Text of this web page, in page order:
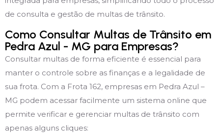
de consulta e gestão de multas de trânsito.
Como Consultar Multas de Trânsito em
Pedra Azul - MG para Empresas?
Consultar multas de forma eficiente é essencial para
manter o controle sobre as finanças e a legalidade de
sua frota. Com a Frota 162, empresas em Pedra Azul –
MG podem acessar facilmente um sistema online que
permite verificar e gerenciar multas de trânsito com
apenas alguns cliques: